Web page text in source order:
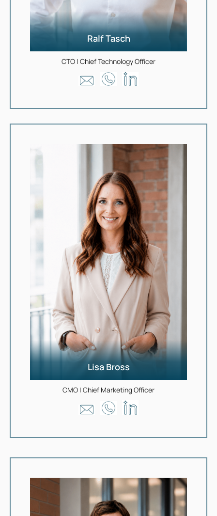
Ralf Tasch
CTO | Chief Technology Officer
Lisa Bross
CMO | Chief Marketing Officer